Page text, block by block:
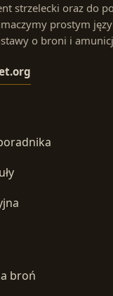
strzelecki oraz do
prostym
o broni i
broń